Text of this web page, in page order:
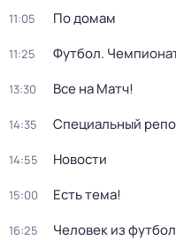
11:05 По домам
11:25 Футбол.
13:30 Все на Матч!
14:35 Специальный
14:55 Новости
15:00 Есть тема!
16:25 Человек из